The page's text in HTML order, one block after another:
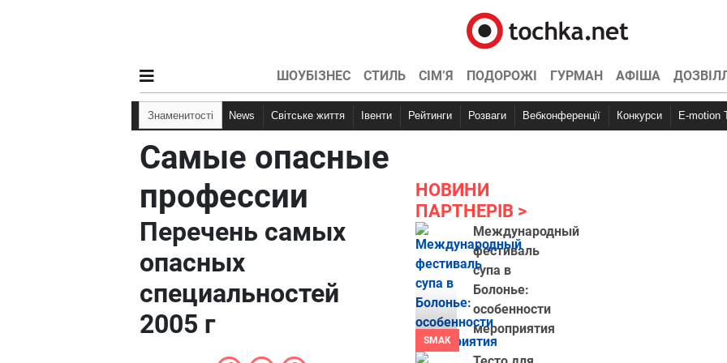
ШОУБІЗНЕС СТИЛЬ СІМ’Я ПОДОРОЖІ ГУРМАН АФІША
Знаменитості News Світське життя Івенти Рейтинги Розваги Вебконференції Конкурси E-motion
Самые опасные
профессии
Перечень самых
опасных
специальностей
2005 г
НОВИНИ
ПАРТНЕРІВ
SMAK
Международный
фестиваль
супа в
Болонье:
особенности
мероприятия